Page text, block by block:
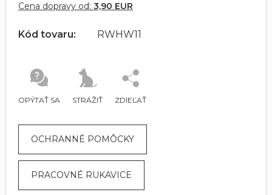
OPÝTAŤ SA STRÁŽIŤ ZDIEĽAŤ
Cena dopravy od: 3,90 EUR
Kód tovaru: RWHW11
OCHRANNÉ POMÔCKY
PRACOVNÉ RUKAVICE